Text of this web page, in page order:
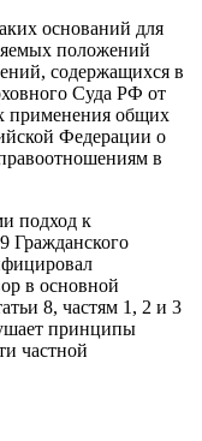
оснований для
положений
содержащихся в
Суда РФ от
применения общих
Федерации о
в
подход к
Гражданского
в основной
8, частям 1, 2 и 3
принципы
частной